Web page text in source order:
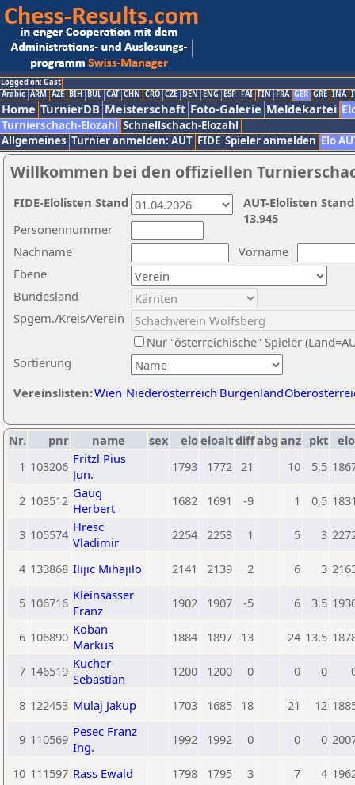
Logged on: Gast
Arabic ARM AZE BIH BUL CAT CHN CRO CZE DEN ENG ESP FAI FIN FRA GER GRE INA
Home TurnierDB Meisterschaft Foto-Galerie Meldekartei
Turnierschach-Elozahl Schnellschach-Elozahl
Allgemeines Turnier anmelden: AUT FIDE Spieler anmelden Elo
Willkommen bei den offiziellen
Nachname
Vorname
Ebene
Sortierung
Personennummer
Bundesland
Spgem./Kreis/Verein
Nur "österreichische" Spieler
Vereinslisten:Wien Niederösterreich Burgenland
AUT-Elolisten
13.945
FIDE-Elolisten Stand
Nr. pnr name sex eloeloaltdiffabg anz pkt
1 103206 Fritzl Pius
Jun.
1793 1772 21 10 5,5
2 103512 Gaug
Herbert
1682 1691 -9 1 0,5
3 105574 Hresc
Vladimir
2254 2253 1 5 3
4 133868 Ilijic Mihajilo 2141 2139 2 6 3
5 106716 Kleinsasser
Franz
1902 1907 -5 6 3,5
6 106890 Koban
Markus
1884 1897 -13 24 13,5
7 146519 Kucher
Sebastian
1200 1200 0 0 0
8 122453 Mulaj Jakup 1703 1685 18 21 12
9 110569 Pesec Franz
Ing.
1992 1992 0 0 0
10 111597 Rass Ewald 1798 1795 3 7 4